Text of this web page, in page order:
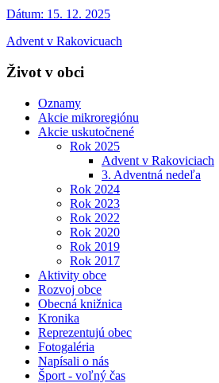
Dátum: 15. 12. 2025
Advent v Rakovicuach
Život v obci
Oznamy
Akcie mikroregiónu
Akcie uskutočnené
Rok 2025
Advent v Rakoviciach
3. Adventná nedeľa
Rok 2024
Rok 2023
Rok 2022
Rok 2020
Rok 2019
Rok 2017
Aktivity obce
Rozvoj obce
Obecná knižnica
Kronika
Reprezentujú obec
Fotogaléria
Napísali o nás
Šport - voľný čas